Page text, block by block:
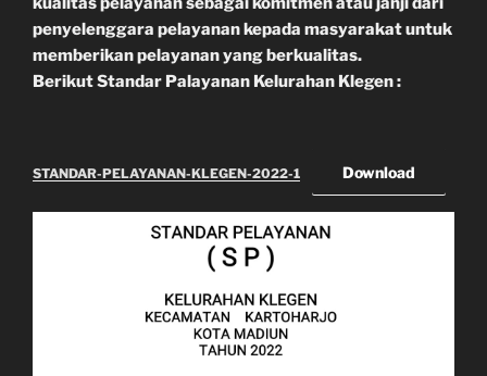
penyelenggara pelayanankepada masyarakat untuk
memberikanpelayananyang berkualitas.
Berikut Standar Palayanan Kelurahan Klegen :
STANDAR-PELAYANAN-KLEGEN-2022-1 Download